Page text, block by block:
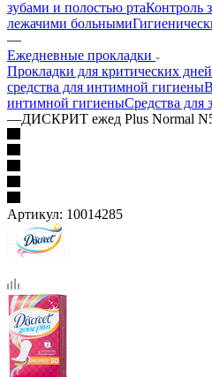
зубами и полостью ртаКонтроль
лежачими больными
—
Ежедневные прокладки
Прокладки для критических дней
средства для интимной гигиены
интимной гигиеныСредства для
—ДИСКРИТ ежед Plus Normal
Артикул: 10014285